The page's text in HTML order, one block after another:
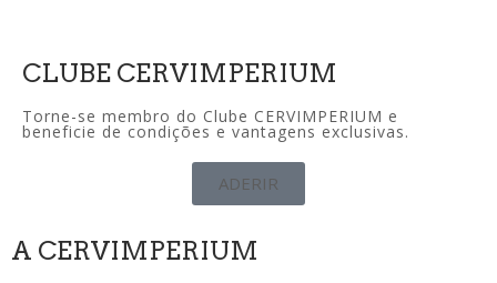
CLUBE CERVIMPERIUM
Torne-se membro do Clube CERVIMPERIUM e
beneficie de condições e vantagens exclusivas.
ADERIR
A CERVIMPERIUM